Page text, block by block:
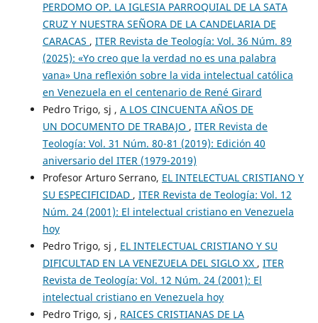
PERDOMO OP. LA IGLESIA PARROQUIAL DE LA SATA
CRUZ Y NUESTRA SEÑORA DE LA CANDELARIA DE
CARACAS , ITER Revista de Teología: Vol. 36 Núm. 89
(2025): «Yo creo que la verdad no es una palabra
vana» Una reflexión sobre la vida intelectual católica
en Venezuela en el centenario de René Girard
Pedro Trigo, sj , A LOS CINCUENTA AÑOS DE
UN DOCUMENTO DE TRABAJO , ITER Revista de
Teología: Vol. 31 Núm. 80-81 (2019): Edición 40
aniversario del ITER (1979-2019)
Profesor Arturo Serrano, EL INTELECTUAL CRISTIANO Y
SU ESPECIFICIDAD , ITER Revista de Teología: Vol. 12
Núm. 24 (2001): El intelectual cristiano en Venezuela
hoy
Pedro Trigo, sj , EL INTELECTUAL CRISTIANO Y SU
DIFICULTAD EN LA VENEZUELA DEL SIGLO XX , ITER
Revista de Teología: Vol. 12 Núm. 24 (2001): El
intelectual cristiano en Venezuela hoy
Pedro Trigo, sj , RAICES CRISTIANAS DE LA